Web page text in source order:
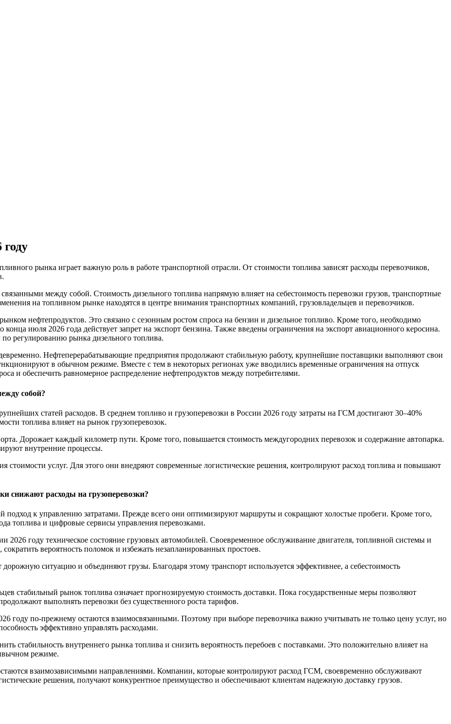
году
рынка играет важную роль в работе транспортной отрасли. От стоимости топлива зависят расходы перевозчиков,
между собой. Стоимость дизельного топлива напрямую влияет на себестоимость перевозки грузов, транспортные
на топливном рынке находятся в центре внимания транспортных компаний, грузовладельцев и перевозчиков.
нефтепродуктов. Это связано с сезонным ростом спроса на бензин и дизельное топливо. Кроме того, необходимо
июля 2026 года действует запрет на экспорт бензина. Также введены ограничения на экспорт авиационного керосина.
регулированию рынка дизельного топлива.
Нефтеперерабатывающие предприятия продолжают стабильную работу, крупнейшие поставщики выполняют свои
в обычном режиме. Вместе с тем в некоторых регионах уже вводились временные ограничения на отпуск
и обеспечить равномерное распределение нефтепродуктов между потребителями.
собой?
статей расходов. В среднем топливо и грузоперевозки в России 2026 году затраты на ГСМ достигают 30–40%
топлива влияет на рынок грузоперевозок.
Дорожает каждый километр пути. Кроме того, повышается стоимость междугородних перевозок и содержание автопарка.
внутренние процессы.
стоимости услуг. Для этого они внедряют современные логистические решения, контролируют расход топлива и повышают
снижают расходы на грузоперевозки?
к управлению затратами. Прежде всего они оптимизируют маршруты и сокращают холостые пробеги. Кроме того,
топлива и цифровые сервисы управления перевозками.
2026 году техническое состояние грузовых автомобилей. Своевременное обслуживание двигателя, топливной системы и
вероятность поломок и избежать незапланированных простоев.
ситуацию и объединяют грузы. Благодаря этому транспорт используется эффективнее, а себестоимость
стабильный рынок топлива означает прогнозируемую стоимость доставки. Пока государственные меры позволяют
выполнять перевозки без существенного роста тарифов.
году по-прежнему остаются взаимосвязанными. Поэтому при выборе перевозчика важно учитывать не только цену услуг, но
эффективно управлять расходами.
стабильность внутреннего рынка топлива и снизить вероятность перебоев с поставками. Это положительно влияет на
режиме.
взаимозависимыми направлениями. Компании, которые контролируют расход ГСМ, своевременно обслуживают
решения, получают конкурентное преимущество и обеспечивают клиентам надежную доставку грузов.